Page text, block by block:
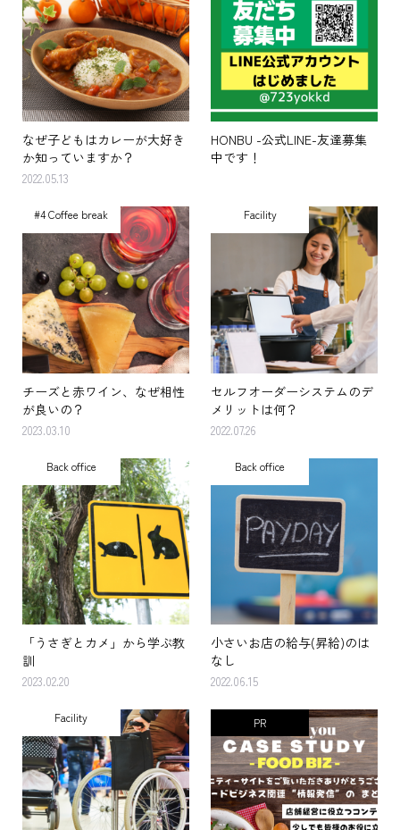
なぜ子どもはカレーが大好き
か知っていますか？
2022.05.13
HONBU -公式LINE-友達募集
中です！
#4 Coffee break
チーズと赤ワイン、なぜ相性
が良いの？
2023.03.10
Facility
セルフオーダーシステムのデ
メリットは何？
2022.07.26
Back office
「うさぎとカメ」から学ぶ教
訓
2023.02.20
Back office
小さいお店の給与(昇給)のは
なし
2022.06.15
Facility PR